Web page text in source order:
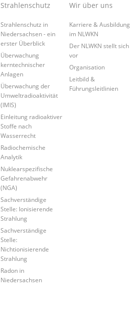
Strahlenschutz
Strahlenschutz in
Niedersachsen - ein
erster Überblick
Überwachung
kerntechnischer
Anlagen
Überwachung der
Umweltradioaktivität
(IMIS)
Einleitung radioaktiver
Stoffe nach
Wasserrecht
Radiochemische
Analytik
Nuklearspezifische
Gefahrenabwehr
(NGA)
Sachverständige
Stelle: Ionisierende
Strahlung
Sachverständige
Stelle:
Nichtionisierende
Strahlung
Radon in
Niedersachsen
Wir über uns
Karriere & Ausbildung
im NLWKN
Der NLWKN stellt sich
vor
Organisation
Leitbild &
Führungsleitlinien